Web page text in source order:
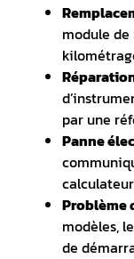
module
par une
Panne
Problème
modèles,
de